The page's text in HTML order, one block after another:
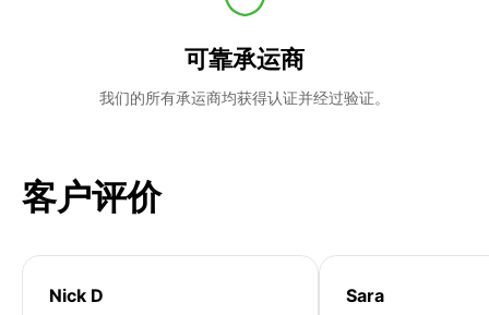
可靠承运商
我们的所有承运商均获得认证并经过验证。
客户评价
Nick D Sara